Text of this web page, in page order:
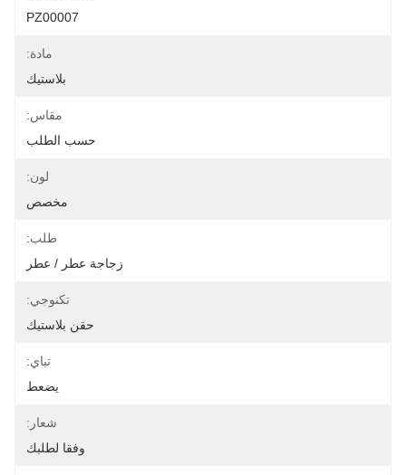
PZ00007
مادة:
بلاستيك
مقاس:
حسب الطلب
لون:
مخصص
طلب:
زجاجة عطر / عطر
تكنوجي:
حقن بلاستيك
تباي:
يضعط
شعار:
وفقا لطلبك